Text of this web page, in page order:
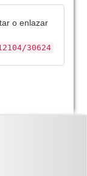
o enlazar
30624